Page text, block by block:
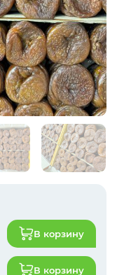
В корзину
В корзину